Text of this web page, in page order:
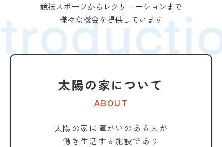
競技スポーツからレクリエーションまで
様々な機会を提供しています
太陽の家について
ABOUT
太陽の家は障がいのある人が
働き生活する施設であり